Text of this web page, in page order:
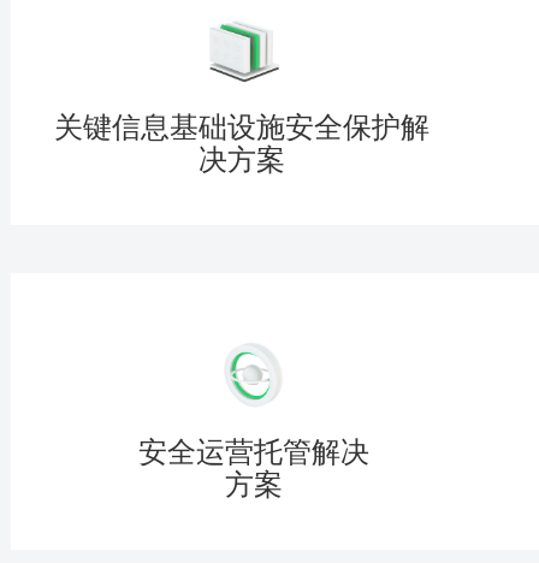
关键信息基础设施安全保护解
决方案
安全运营托管解决
方案